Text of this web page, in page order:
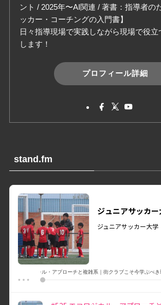
ント / 2025年〜AI関連 / 著書：指導者の
ッカー・コーチングの入門書】
日々指導現場で実践しながら現場で役
します！
プロフィール詳細
stand.fm